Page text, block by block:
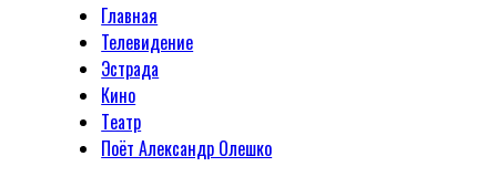
Главная
Телевидение
Эстрада
Кино
Tеатр
Поёт Александр Олешко